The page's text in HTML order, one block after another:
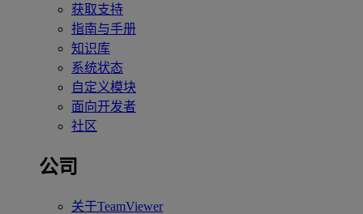
获取支持
指南与手册
知识库
系统状态
自定义模块
面向开发者
社区
公司
关于TeamViewer